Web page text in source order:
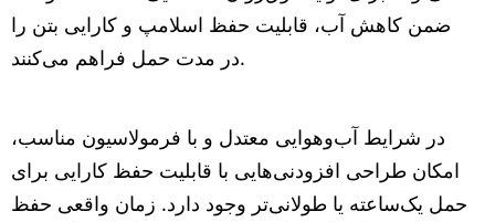
ضمن کاهش آب، قابلیت حفظ اسلامپ و کارایی بتن را
در مدت حمل فراهم می‌کنند.
در شرایط آب‌وهوایی معتدل و با فرمولاسیون مناسب،
امکان طراحی افزودنی‌هایی با قابلیت حفظ کارایی برای
حمل یک‌ساعته یا طولانی‌تر وجود دارد. زمان واقعی حفظ